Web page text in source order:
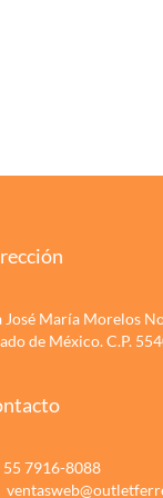
José María Morelos
de México. C.P.
55 7916-8088